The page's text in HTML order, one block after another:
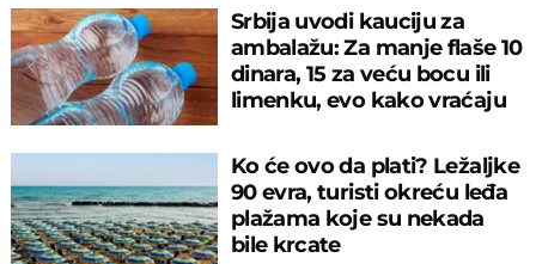
Srbija uvodi kauciju za
ambalažu: Za manje flaše 10
dinara, 15 za veću bocu ili
limenku, evo kako vraćaju
Ko će ovo da plati? Ležaljke
90 evra, turisti okreću leđa
plažama koje su nekada
bile krcate